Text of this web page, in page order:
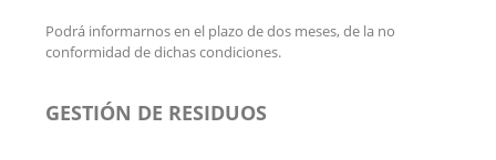
Podrá informarnos en el plazo de dos meses, de la no
conformidad de dichas condiciones.
GESTIÓN DE RESIDUOS